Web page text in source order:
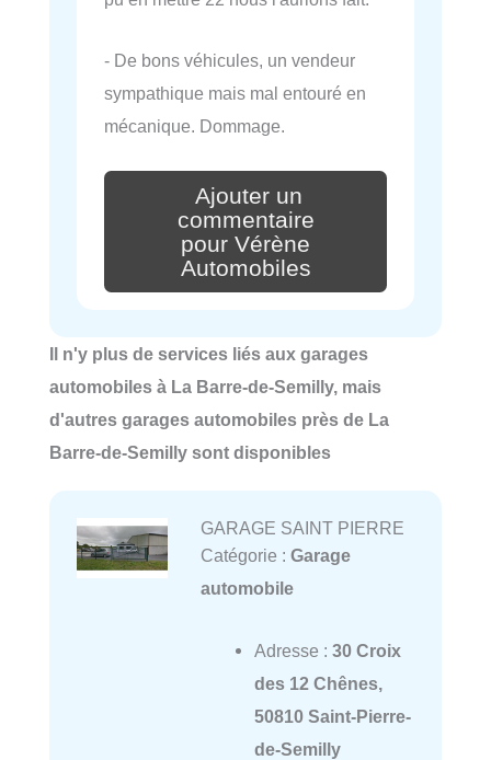
- De bons véhicules, un vendeur
sympathique mais mal entouré en
mécanique. Dommage.
Ajouter un
commentaire
pour Vérène
Automobiles
Il n'y plus de services liés aux garages
automobiles à La Barre-de-Semilly, mais
d'autres garages automobiles près de La
Barre-de-Semilly sont disponibles
GARAGE SAINT PIERRE
Catégorie : Garage
automobile
Adresse : 30 Croix
des 12 Chênes,
50810 Saint-Pierre-
de-Semilly